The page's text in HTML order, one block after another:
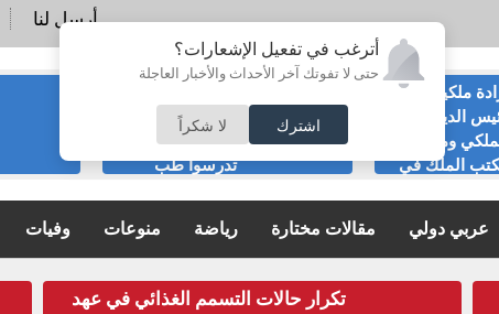
أترغب في تفعيل الإشعارات؟
حتى لا تفوتك آخر الأحداث والأخبار العاجلة
اشترك لا شكراً
أرسل لنا
ملكية بتعيين
الديوان
ومدير
الملك في
الاسنان أية الأسمر
للأردنيين : لا
تدرسوا طب
يعملون بها
عربي دولي مقالات مختارة رياضة منوعات وفيات
تكرار حالات التسمم الغذائي في عهد